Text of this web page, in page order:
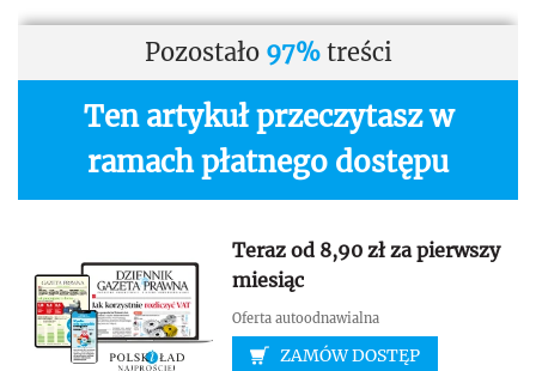
Pozostało 97%treści
Ten artykuł przeczytasz w
ramach płatnego dostępu
Teraz od 8,90 zł za pierwszy
miesiąc
Oferta autoodnawialna
ZAMÓW DOSTĘP